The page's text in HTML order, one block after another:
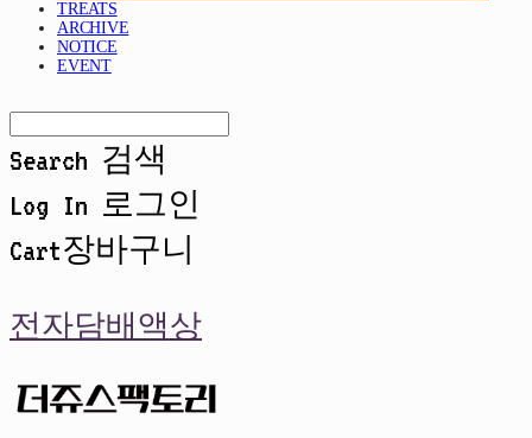
TREATS
ARCHIVE
NOTICE
EVENT
Search 검색
Log In 로그인
Cart장바구니
전자담배액상